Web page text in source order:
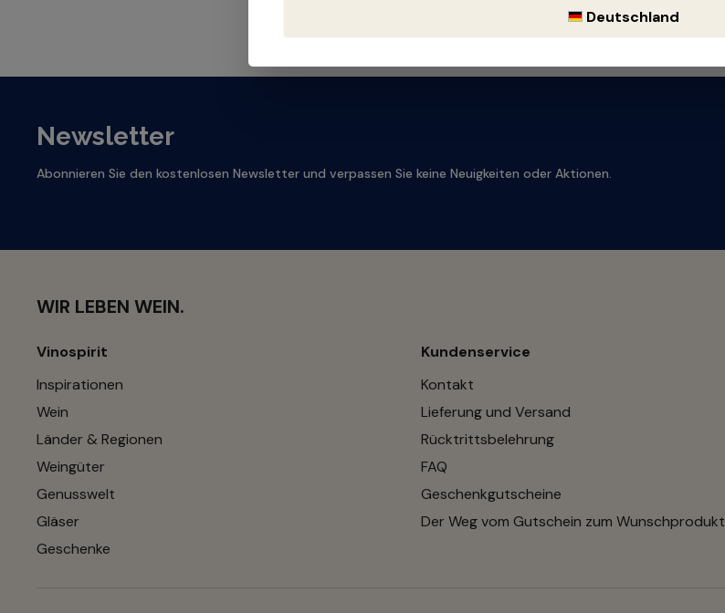
Newsletter
Abonnieren Sie den kostenlosen Newsletter und verpassen Sie keine Neuigkeiten oder Aktionen.
WIR LEBEN WEIN.
Vinospirit
Inspirationen
Wein
Länder & Regionen
Weingüter
Genusswelt
Gläser
Geschenke
Kundenservice
Kontakt
Lieferung und Versand
Rücktrittsbelehrung
FAQ
Geschenkgutscheine
Der Weg vom Gutschein zum Wunschprodukt
Deutschland